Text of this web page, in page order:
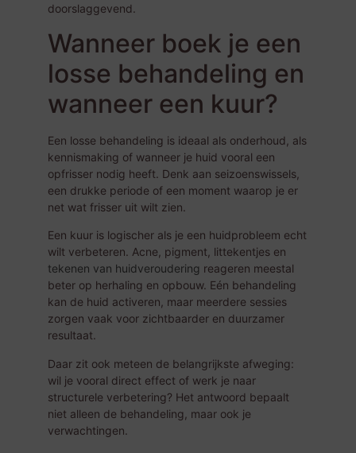
doorslaggevend.
Wanneer boek je een
losse behandeling en
wanneer een kuur?
Een losse behandeling is ideaal als onderhoud, als
kennismaking of wanneer je huid vooral een
opfrisser nodig heeft. Denk aan seizoenswissels,
een drukke periode of een moment waarop je er
net wat frisser uit wilt zien.
Een kuur is logischer als je een huidprobleem echt
wilt verbeteren. Acne, pigment, littekentjes en
tekenen van huidveroudering reageren meestal
beter op herhaling en opbouw. Eén behandeling
kan de huid activeren, maar meerdere sessies
zorgen vaak voor zichtbaarder en duurzamer
resultaat.
Daar zit ook meteen de belangrijkste afweging:
wil je vooral direct effect of werk je naar
structurele verbetering? Het antwoord bepaalt
niet alleen de behandeling, maar ook je
verwachtingen.